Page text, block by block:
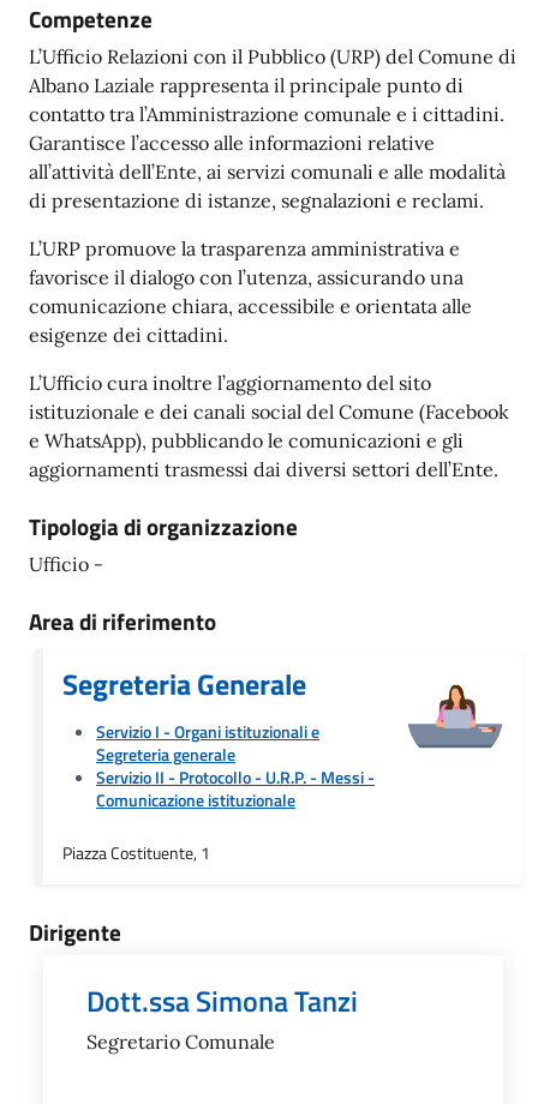
Competenze
L’Ufficio Relazioni con il Pubblico (URP) del Comune di
Albano Laziale rappresenta il principale punto di
contatto tra l’Amministrazione comunale e i cittadini.
Garantisce l’accesso alle informazioni relative
all’attività dell’Ente, ai servizi comunali e alle modalità
di presentazione di istanze, segnalazioni e reclami.
L’URP promuove la trasparenza amministrativa e
favorisce il dialogo con l’utenza, assicurando una
comunicazione chiara, accessibile e orientata alle
esigenze dei cittadini.
L’Ufficio cura inoltre l’aggiornamento del sito
istituzionale e dei canali social del Comune (Facebook
e WhatsApp), pubblicando le comunicazioni e gli
aggiornamenti trasmessi dai diversi settori dell’Ente.
Tipologia di organizzazione
Ufficio -
Area di riferimento
Segreteria Generale
Servizio I - Organi istituzionali e
Segreteria generale
Servizio II - Protocollo - U.R.P. - Messi-
Comunicazione istituzionale
Piazza Costituente, 1
Dirigente
Dott.ssa Simona Tanzi
Segretario Comunale